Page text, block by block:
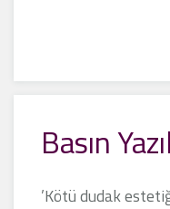
Basın
’Kötü dudak